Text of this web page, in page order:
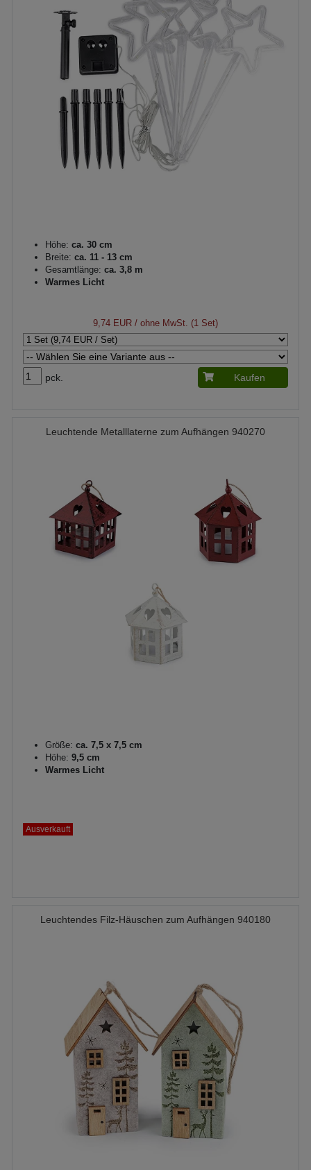
Höhe: ca. 30 cm
Breite: ca. 11 - 13 cm
Gesamtlänge: ca. 3,8 m
Warmes Licht
9,74 EUR / ohne MwSt. (1 Set)
pck. Kaufen
Leuchtende Metalllaterne zum Aufhängen 940270
Größe: ca. 7,5 x 7,5 cm
Höhe: 9,5 cm
Warmes Licht
Ausverkauft
Leuchtendes Filz-Häuschen zum Aufhängen 940180